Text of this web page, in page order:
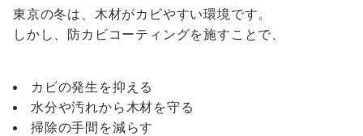
東京の冬は、木材がカビやすい環境です。
しかし、防カビコーティングを施すことで、
カビの発生を抑える
水分や汚れから木材を守る
掃除の手間を減らす